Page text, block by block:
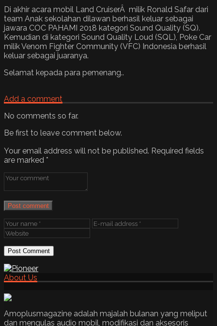
Di akhir acara mobil Land CruiserÂ milik Ronald Safar dari
team Anak sekolahan dilawan berhasil keluar sebagai
jawara COC PAHAMI 2018 kategori Sound Quality (SQ).
Kemudian di kategori Sound Quality Loud (SQL), Poke Car
milik Venom Fighter Community (VFC) Indonesia berhasil
keluar sebagai juaranya.
Selamat kepada para pemenang..
Add a comment
No comments so far.
Be first to leave comment below.
Your email address will not be published. Required fields
are marked *
Post comment
About Us
Amoplusmagazine adalah majalah bulanan yang meliput
dan mengulas audio mobil, modifikasi dan aksesoris